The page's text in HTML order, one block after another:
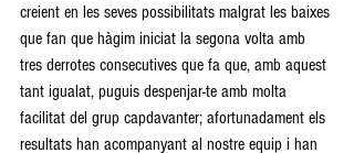
creient en les seves possibilitats malgrat les baixes
que fan que hàgim iniciat la segona volta amb
tres derrotes consecutives que fa que, amb aquest
tant igualat, puguis despenjar-te amb molta
facilitat del grup capdavanter; afortunadament els
resultats han acompanyant al nostre equip i han